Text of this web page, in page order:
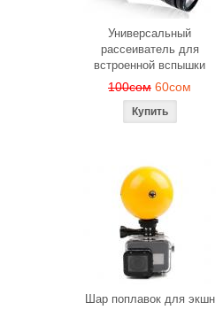
Универсальный
рассеиватель для
встроенной вспышки
100сом 60сом
Шар поплавок для экшн